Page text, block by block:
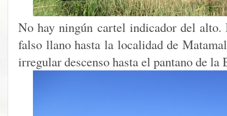
No hay ningún cartel indicador del alto.
falso llano hasta la localidad de
irregular descenso hasta el pantano de la